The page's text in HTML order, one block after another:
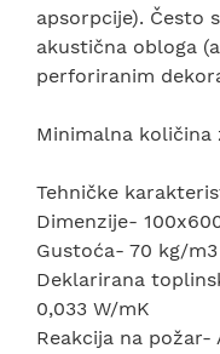
apsorpcije). Često
akustična obloga
perforiranim
Minimalna količina
Tehničke
Dimenzije-
Gustoća- 70 kg/m3
Deklarirana
0,033 W/mK
Reakcija na požar-